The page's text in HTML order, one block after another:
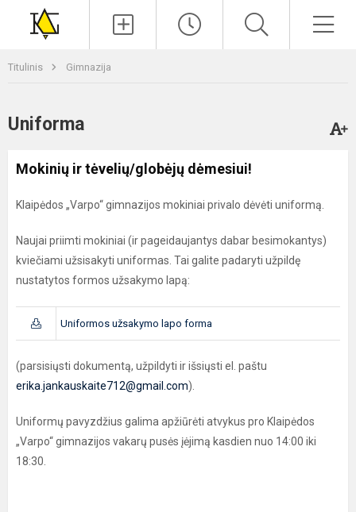
Titulinis Gimnazija
Uniforma
Mokinių ir tėvelių/globėjų dėmesiui!
Klaipėdos „Varpo“ gimnazijos mokiniai privalo dėvėti uniformą.
Naujai priimti mokiniai (ir pageidaujantys dabar besimokantys)
kviečiami užsisakyti uniformas. Tai galite padaryti užpildę
nustatytos formos užsakymo lapą:
Uniformos užsakymo lapo forma
(parsisiųsti dokumentą, užpildyti ir išsiųsti el. paštu
erika.jankauskaite712@gmail.com).
Uniformų pavyzdžius galima apžiūrėti atvykus pro Klaipėdos
„Varpo“ gimnazijos vakarų pusės įėjimą kasdien nuo 14:00 iki
18:30.